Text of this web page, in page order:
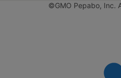
©GMO Pepabo, Inc.